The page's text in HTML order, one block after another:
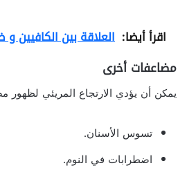
اقرأ أيضا: العلاقة بين الكافيين
مضاعفات أخرى
يمكن أن يؤدي الارتجاع المريئي
تسوس الأسنان.
اضطرابات في النوم.